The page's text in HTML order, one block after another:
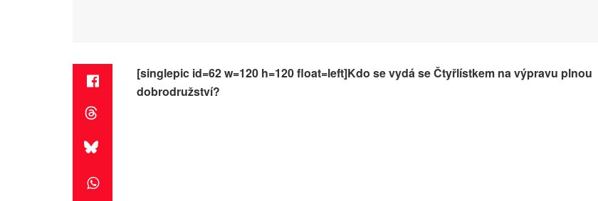
[singlepic id=62 w=120 h=120 float=left]Kdo se vydá se Čtyřlístkem na výpravu plnou
dobrodružství?